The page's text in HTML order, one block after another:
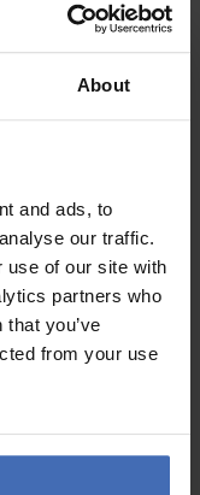
About
and ads, to
our traffic.
use of our site with
partners who
you’ve
from your use